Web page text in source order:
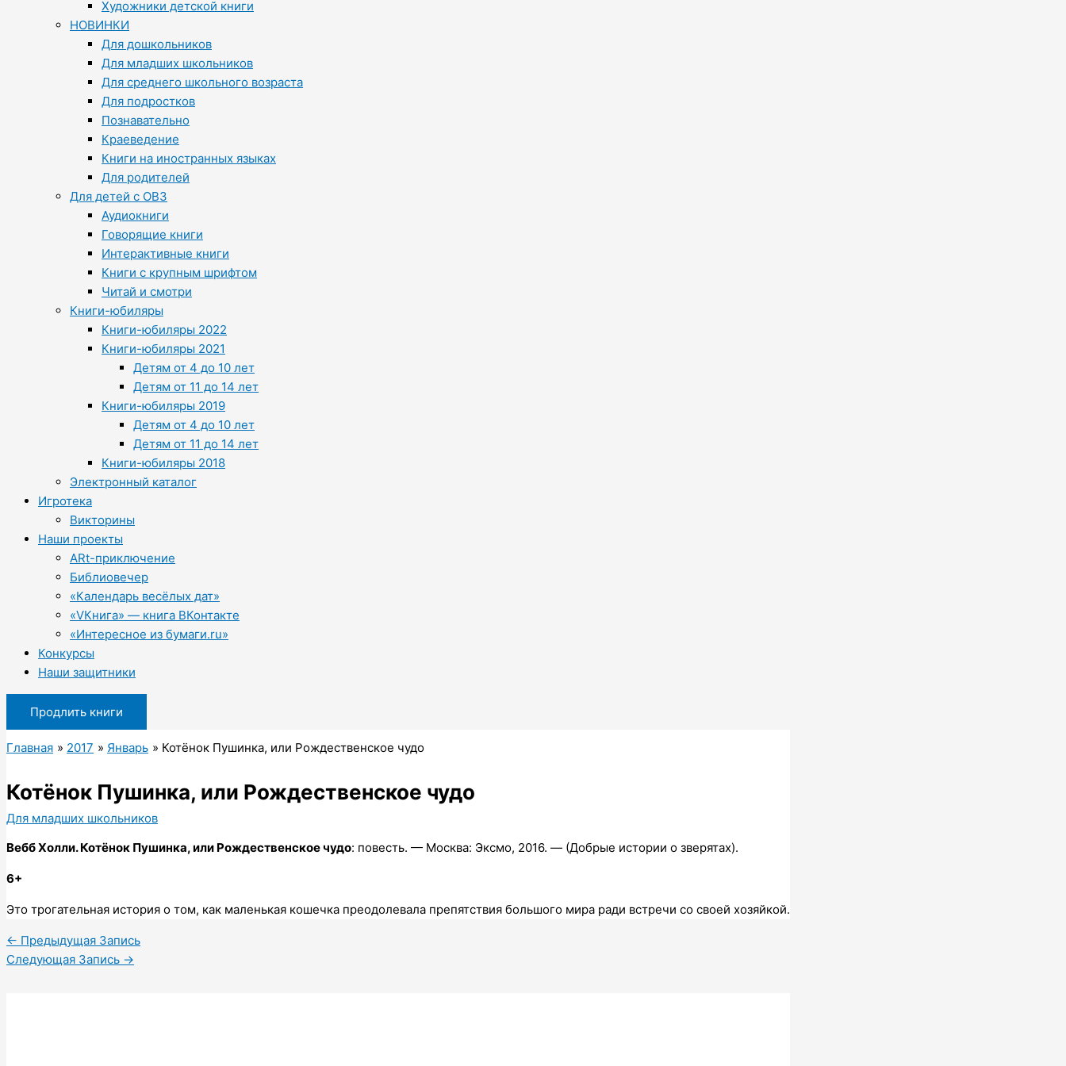
Художники детской книги
НОВИНКИ
Для дошкольников
Для младших школьников
Для среднего школьного возраста
Для подростков
Познавательно
Краеведение
Книги на иностранных языках
Для родителей
Для детей с ОВЗ
Аудиокниги
Говорящие книги
Интерактивные книги
Книги с крупным шрифтом
Читай и смотри
Книги-юбиляры
Книги-юбиляры 2022
Книги-юбиляры 2021
Детям от 4 до 10 лет
Детям от 11 до 14 лет
Книги-юбиляры 2019
Детям от 4 до 10 лет
Детям от 11 до 14 лет
Книги-юбиляры 2018
Электронный каталог
Игротека
Викторины
Наши проекты
ARt-приключение
Библиовечер
«Календарь весёлых дат»
«VКнига» — книга ВКонтакте
«Интересное из бумаги.ru»
Конкурсы
Наши защитники
Продлить книги
Главная 2017 Январь Котёнок Пушинка, или Рождественское чудо
Котёнок Пушинка, или Рождественское чудо
Для младших школьников
Вебб Холли.Котёнок Пушинка, или Рождественское чудо: повесть. — Москва: Эксмо, 2016. — (Добрые истории о зверятах).
6+
Это трогательная история о том, как маленькая кошечка преодолевала препятствия большого мира ради встречи со своей хозяйкой.
← Предыдущая Запись
Следующая Запись →